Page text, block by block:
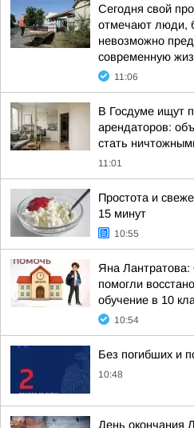
Сегодня свой
отмечают люди,
невозможно
современную
11:06
В Госдуме ищут
арендаторов:
стать
11:01
Простота и
15 минут
10:55
Яна Лантратова:
помогли
обучение в 10
10:54
Без погибших и
10:48
День окончания